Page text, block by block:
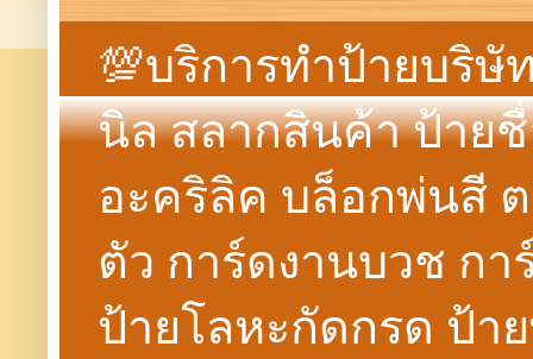
💯บริการทำป้ายบริษั
นิล สลากสินค้า ป้าย
อะคริลิค บล็อกพ่นสี
ตัว การ์ดงานบวช ก
ป้ายโลหะกัดกรด ป้า